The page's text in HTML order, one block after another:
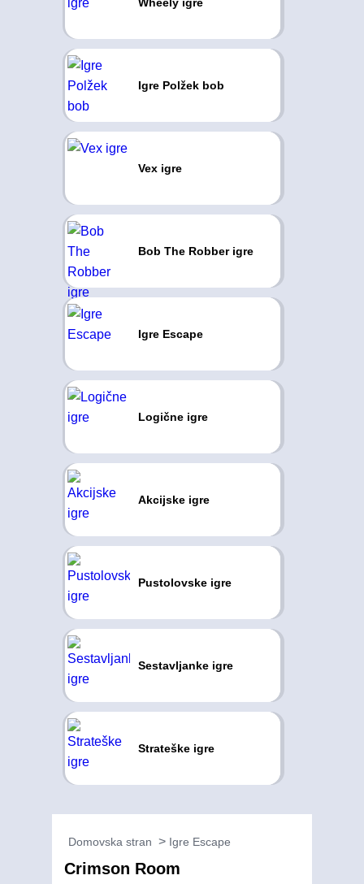
Igre Polžek bob
Vex igre
Bob The Robber igre
Igre Escape
Logične igre
Akcijske igre
Pustolovske igre
Sestavljanke igre
Strateške igre
Domovska stran Igre Escape
Crimson Room